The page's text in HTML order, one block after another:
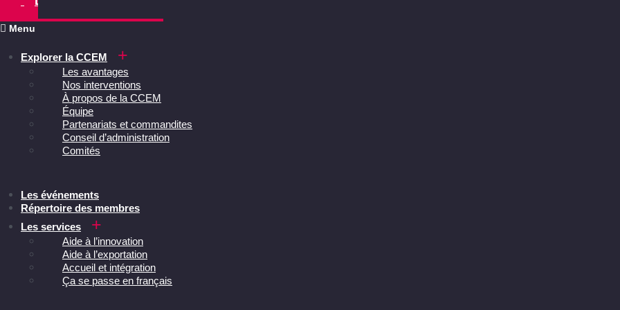
Menu
Explorer la CCEM
Les avantages
Nos interventions
À propos de la CCEM
Équipe
Partenariats et commandites
Conseil d’administration
Comités
Les événements
Répertoire des membres
Les services
Aide à l’innovation
Aide à l’exportation
Accueil et intégration
Ça se passe en français